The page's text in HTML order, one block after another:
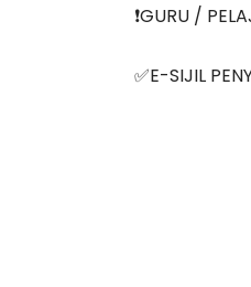
❗️GURU /
✅E-SIJIL